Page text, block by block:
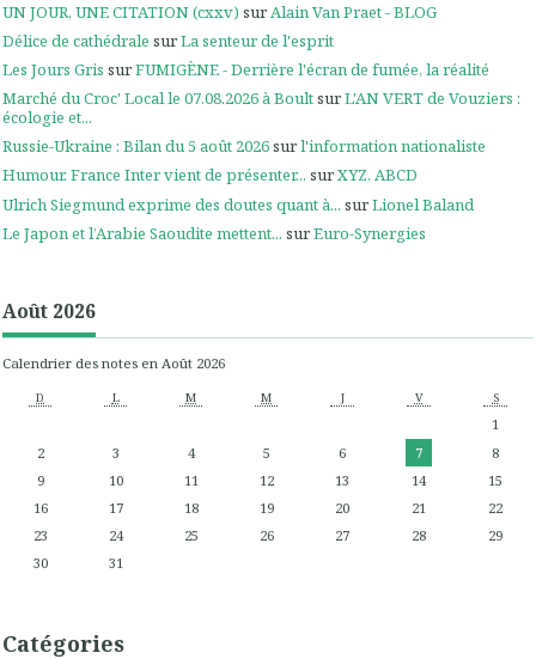
UN JOUR, UNE CITATION (cxxv) surAlain Van Praet - BLOG
Délice de cathédrale surLa senteur de l'esprit
Les Jours Gris surFUMIGÈNE - Derrière l'écran de fumée, la réalité
Marché du Croc' Local le 07.08.2026 à BoultsurL'AN VERT de Vouziers :
écologie et...
Russie-Ukraine : Bilan du 5 août 2026surl'information nationaliste
Humour. France Inter vient de présenter... surXYZ, ABCD
Ulrich Siegmund exprime des doutes quant à... surLionel Baland
Le Japon et l’Arabie Saoudite mettent... surEuro-Synergies
Août 2026
Calendrier des notes en Août 2026
D L M M J V S
1
2
3 4 5 6 7
8
9
10 11 12 13 14
15
16
17 18 19 20 21
22
23
24 25 26 27 28
29
30
31
Catégories